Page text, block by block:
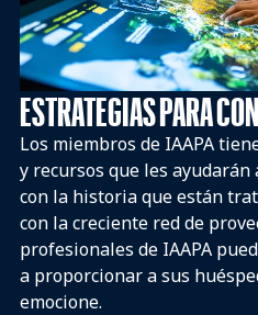
ESTRATEGIAS PARA
Los miembros de IAAPA
y recursos que les
con la historia que están
con la creciente red de
profesionales de IAAPA
a proporcionar a sus
emocione.